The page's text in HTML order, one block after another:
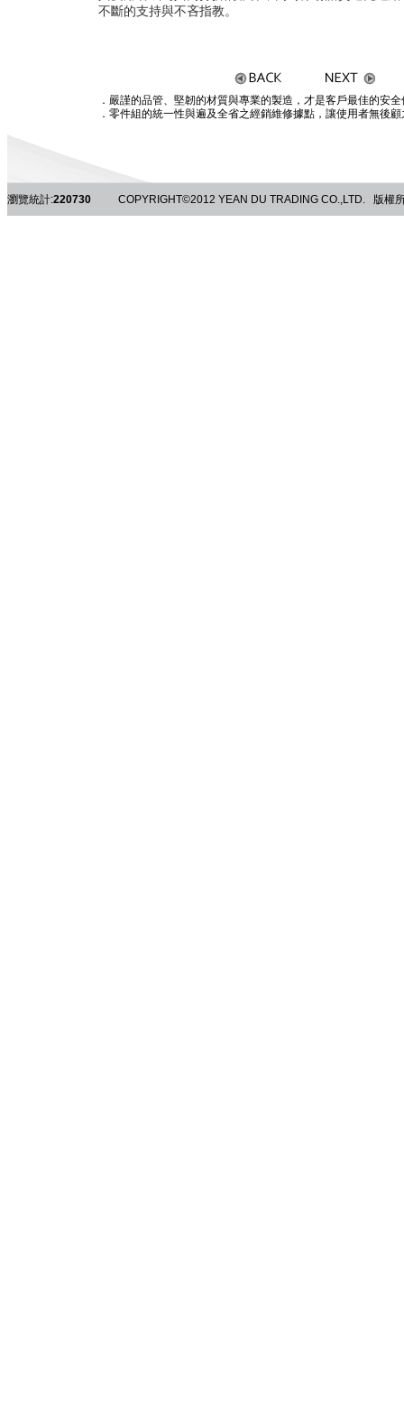
不斷的支持與不吝指教。
．嚴謹的品管、堅韌的材質與專業的製造，才是客戶最佳的安全
．零件組的統一性與遍及全省之經銷維修據點，讓使用者無後顧
瀏覽統計:220730 COPYRIGHT©2012 YEAN DU TRADING CO.,LTD. 版權